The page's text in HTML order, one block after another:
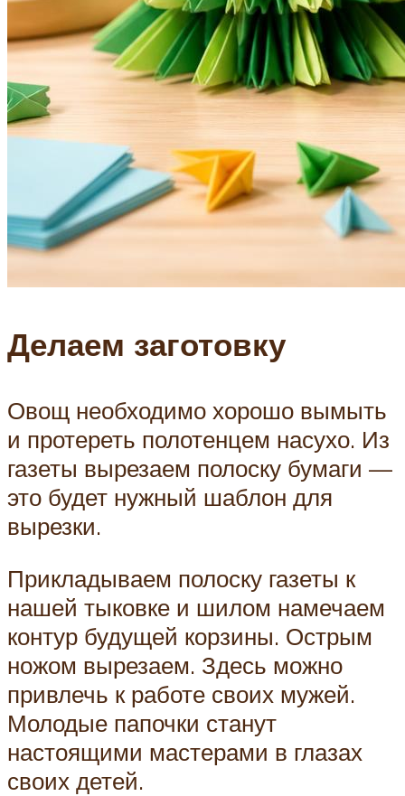
Делаем заготовку
Овощ необходимо хорошо вымыть
и протереть полотенцем насухо. Из
газеты вырезаем полоску бумаги —
это будет нужный шаблон для
вырезки.
Прикладываем полоску газеты к
нашей тыковке и шилом намечаем
контур будущей корзины. Острым
ножом вырезаем. Здесь можно
привлечь к работе своих мужей.
Молодые папочки станут
настоящими мастерами в глазах
своих детей.